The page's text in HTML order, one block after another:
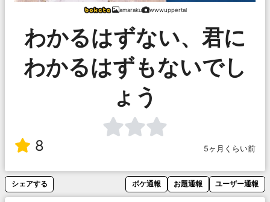
amaraku wwwuppertal
わかるはずない、君に
わかるはずもないでし
ょう
8 5ヶ月くらい前
シェアする ボケ通報 お題通報 ユーザー通報